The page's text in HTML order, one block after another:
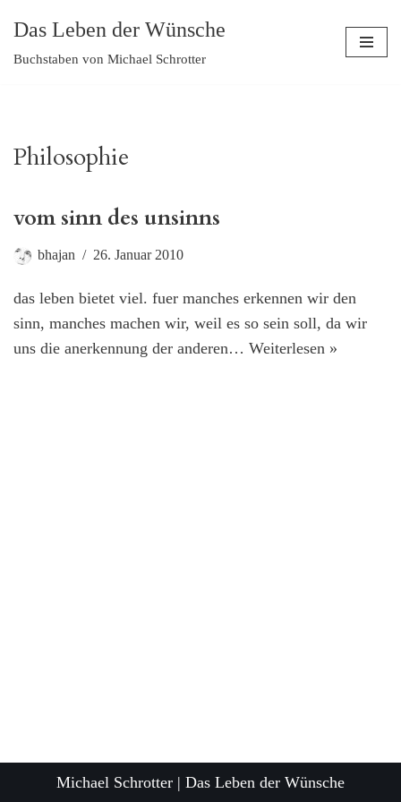
Zum
Das Leben der Wünsche
Buchstaben von Michael Schrotter
Philosophie
vom sinn des unsinns
bhajan 26. Januar 2010
das leben bietet viel. fuer manches erkennen wir den
sinn, manches machen wir, weil es so sein soll, da wir
uns die anerkennung der anderen… Weiterlesen »
Michael Schrotter | Das Leben der Wünsche